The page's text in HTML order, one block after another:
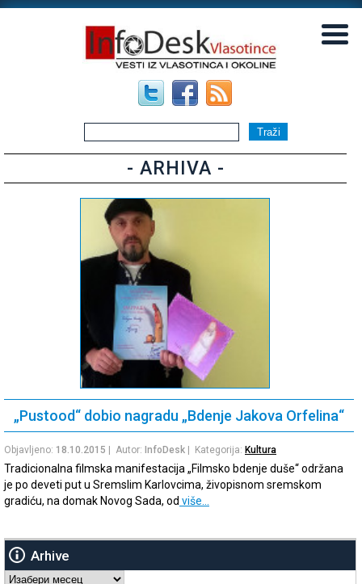
- ARHIVA -
„Pustood“ dobio nagradu „Bdenje Jakova Orfelina“
Objavljeno: 18.10.2015 | Autor: InfoDesk | Kategorija: Kultura
Tradicionalna filmska manifestacija „Filmsko bdenje duše“ održana
je po deveti put u Sremslim Karlovcima, živopisnom sremskom
gradiću, na domak Novog Sada, od više…
Arhive
Arhive